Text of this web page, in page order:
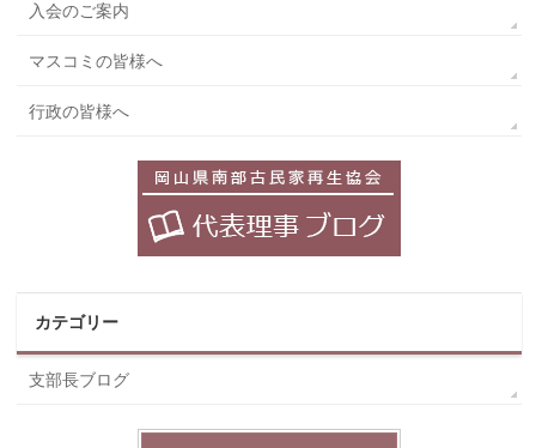
入会のご案内
マスコミの皆様へ
行政の皆様へ
カテゴリー
支部長ブログ